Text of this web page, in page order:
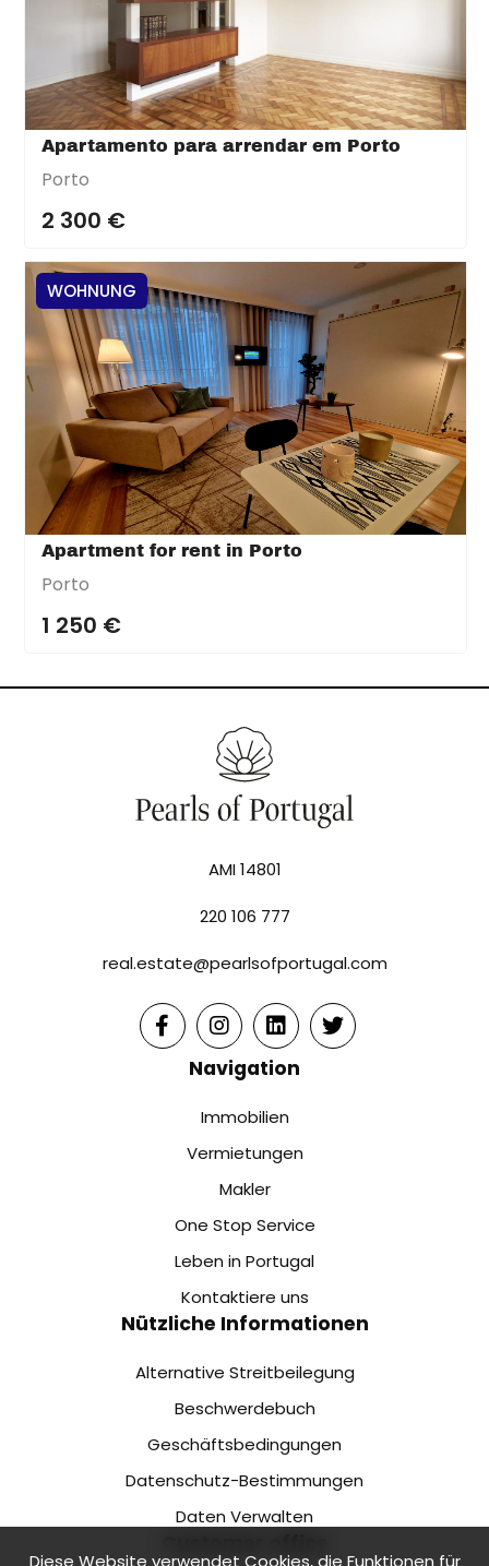
Apartamento para arrendar em Porto
Porto
2 300 €
WOHNUNG
Apartment for rent in Porto
Porto
1 250 €
AMI 14801
220 106 777
real.estate@pearlsofportugal.com
Navigation
Immobilien
Vermietungen
Makler
One Stop Service
Leben in Portugal
Kontaktiere uns
Nützliche Informationen
Alternative Streitbeilegung
Beschwerdebuch
Geschäftsbedingungen
Datenschutz-Bestimmungen
Daten Verwalten
Diese Website verwendet Cookies, die Funktionen für